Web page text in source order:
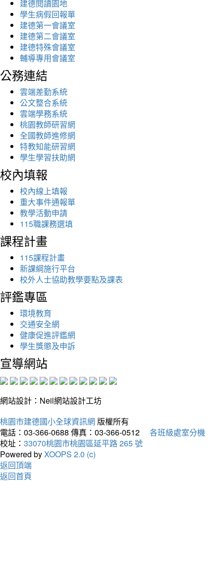
建德閱讀園地
學生病假回報單
建德第一會議室
建德第二會議室
建德特殊會議室
輔導專用會議室
公務連結
雲端差勤系統
公文整合系統
雲端學務系統
桃園教師研習網
全國教師進修網
特教知能研習網
學生學習扶助網
校內填報
校內線上填報
重大事件通報單
教學活動申請
115職課務選填
課程計畫
115課程計畫
新課綱施行平台
校外人士協助教學要點及課表
評鑑專區
環境教育
交通安全網
健康促進評鑑網
學生獎懲及申訴
宣導網站
網站設計：Neil網站設計工坊
桃園市建德國小全球資訊網 版權所有
電話：03-366-0688 傳真：03-366-0512
各班級處室分機
校址： 33070桃園市桃園區延平路 265 號
Powered byXOOPS 2.0 (c)
返回頂端
返回首頁